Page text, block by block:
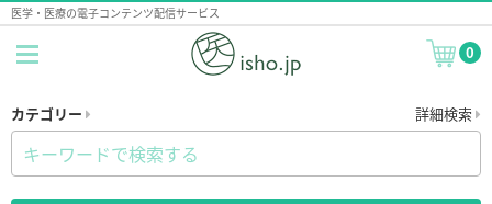
医学・医療の電子コンテンツ配信サービス
0
カテゴリー 詳細検索